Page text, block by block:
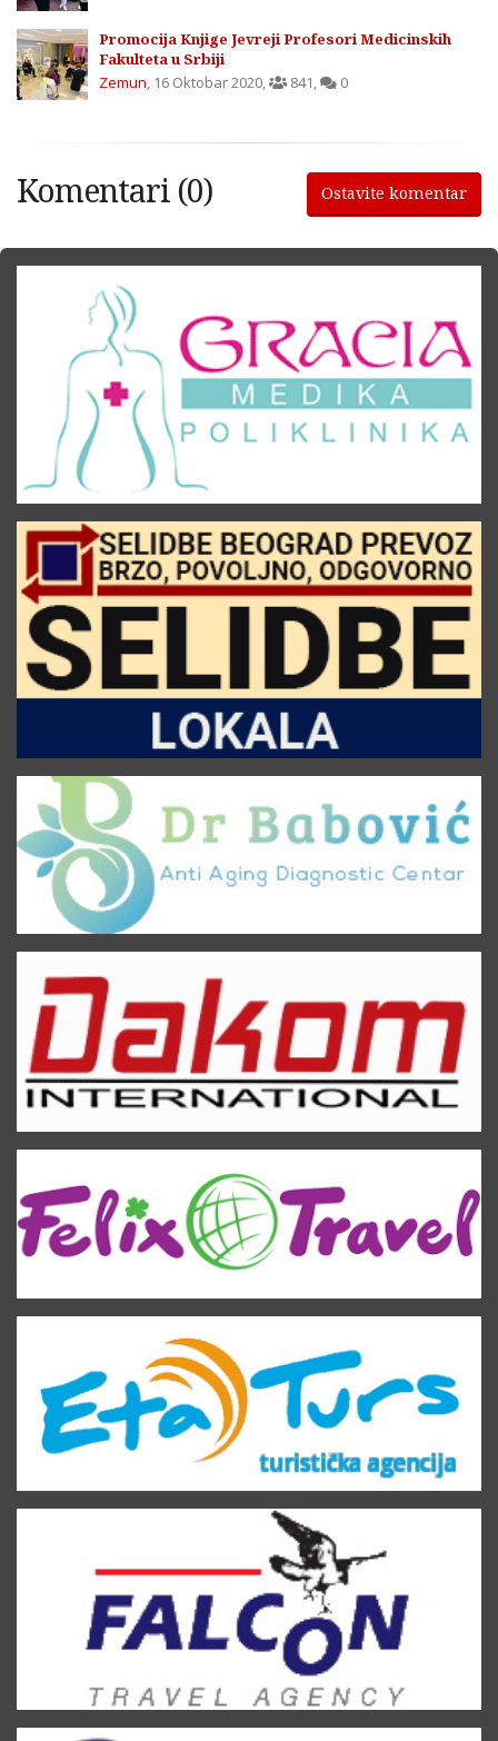
Promocija Knjige Jevreji Profesori Medicinskih
Fakulteta u Srbiji
Zemun, 16 Oktobar 2020, 841, 0
Komentari (0) Ostavite komentar